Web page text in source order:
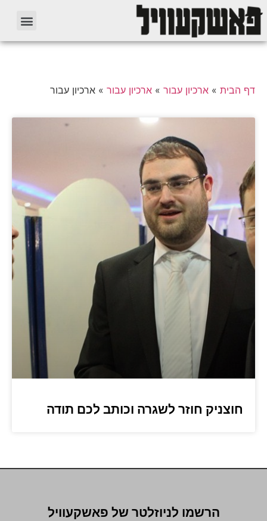
דף הבית » ארכיון עבור » ארכיון עבור » ארכיון עבור
חוצניק חוזר לשגרה וכותב לכם תודה
הרשמו לניוזלטר של פאשקעוויל